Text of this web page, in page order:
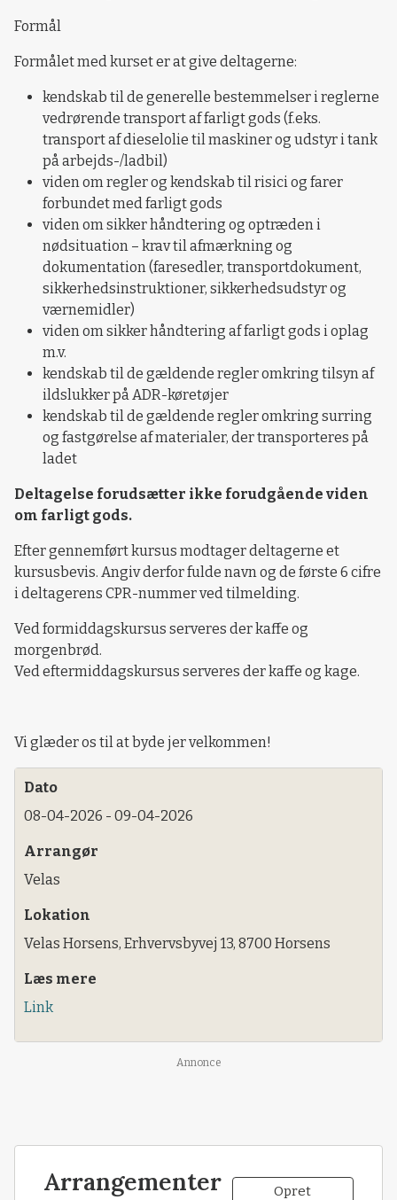
Formål
Formålet med kurset er at give deltagerne:
kendskab til de generelle bestemmelser i reglerne
vedrørende transport af farligt gods (f.eks.
transport af dieselolie til maskiner og udstyr i tank
på arbejds-/ladbil)
viden om regler og kendskab til risici og farer
forbundet med farligt gods
viden om sikker håndtering og optræden i
nødsituation – krav til afmærkning og
dokumentation (faresedler, transportdokument,
sikkerhedsinstruktioner, sikkerhedsudstyr og
værnemidler)
viden om sikker håndtering af farligt gods i oplag
m.v.
kendskab til de gældende regler omkring tilsyn af
ildslukker på ADR-køretøjer
kendskab til de gældende regler omkring surring
og fastgørelse af materialer, der transporteres på
ladet
Deltagelse forudsætter ikke forudgående viden
om farligt gods.
Efter gennemført kursus modtager deltagerne et
kursusbevis. Angiv derfor fulde navn og de første 6 cifre
i deltagerens CPR-nummer ved tilmelding.
Ved formiddagskursus serveres der kaffe og
morgenbrød.
Ved eftermiddagskursus serveres der kaffe og kage.
Vi glæder os til at byde jer velkommen!
Dato
08-04-2026 - 09-04-2026
Arrangør
Velas
Lokation
Velas Horsens, Erhvervsbyvej 13, 8700 Horsens
Læs mere
Link
Annonce
Arrangementer
Opret